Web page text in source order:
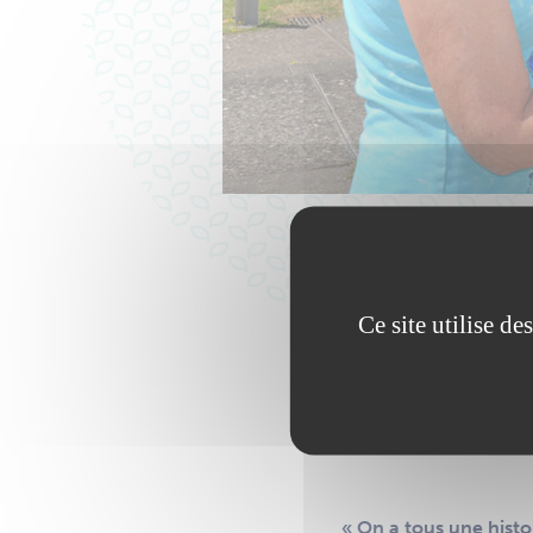
« On a tous une
Ce site utilise